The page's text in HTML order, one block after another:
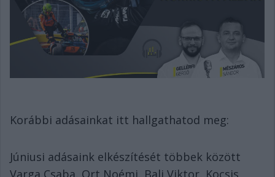
Korábbi adásainkat itt hallgathatod meg:
Júniusi adásaink elkészítését többek között